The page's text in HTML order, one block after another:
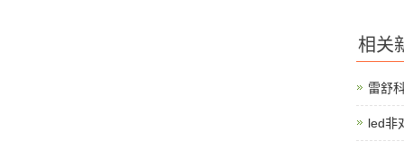
相关
雷舒
led非